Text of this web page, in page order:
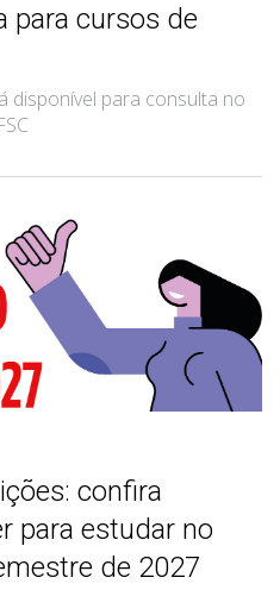
para cursos de
disponível para consulta no
confira
para estudar no
de 2027